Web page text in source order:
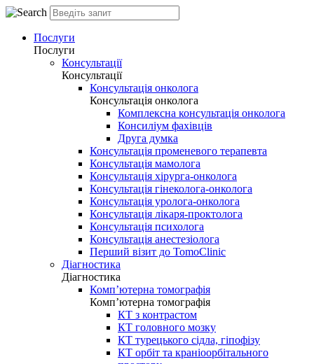
Послуги
Послуги
Консультації
Консультації
Консультація онколога
Консультація онколога
Комплексна консультація онколога
Консиліум фахівців
Друга думка
Консультація променевого терапевта
Консультація мамолога
Консультація хірурга-онколога
Консультація гінеколога-онколога
Консультація уролога-онколога
Консультація лікаря-проктолога
Консультація психолога
Консультація анестезіолога
Перший візит до TomoClinic
Діагностика
Діагностика
Комп’ютерна томографія
Комп’ютерна томографія
КТ з контрастом
КТ головного мозку
КТ турецького сідла, гіпофізу
КТ орбіт та краніоорбітального